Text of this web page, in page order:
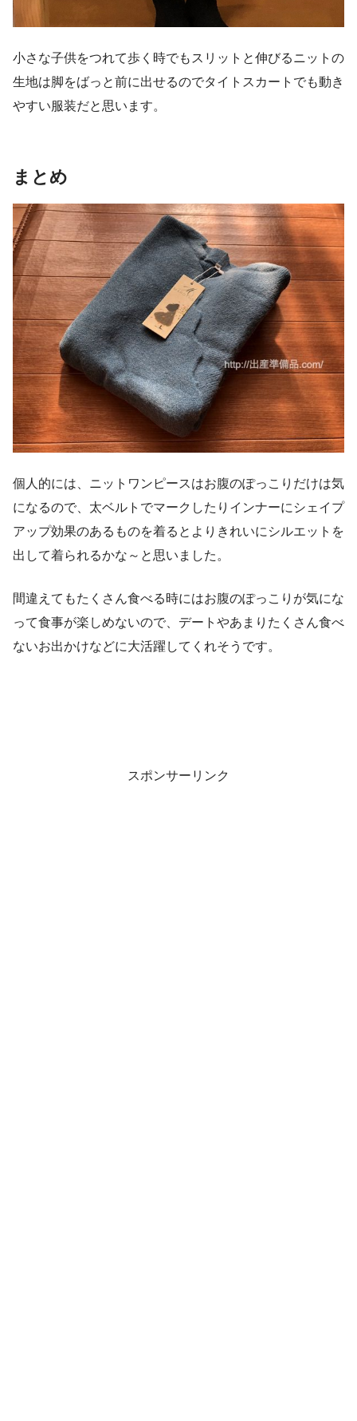
小さな子供をつれて歩く時でもスリットと伸びるニットの
生地は脚をばっと前に出せるのでタイトスカートでも動き
やすい服装だと思います。
まとめ
個人的には、ニットワンピースはお腹のぽっこりだけは気
になるので、太ベルトでマークしたりインナーにシェイプ
アップ効果のあるものを着るとよりきれいにシルエットを
出して着られるかな～と思いました。
間違えてもたくさん食べる時にはお腹のぽっこりが気にな
って食事が楽しめないので、デートやあまりたくさん食べ
ないお出かけなどに大活躍してくれそうです。
スポンサーリンク